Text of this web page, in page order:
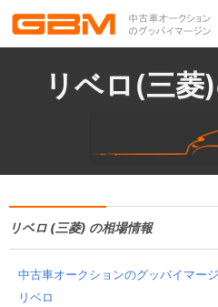
リベロ(三菱
リベロ (三菱) の相場情報
中古車オークションのグッバイマー
リベロ